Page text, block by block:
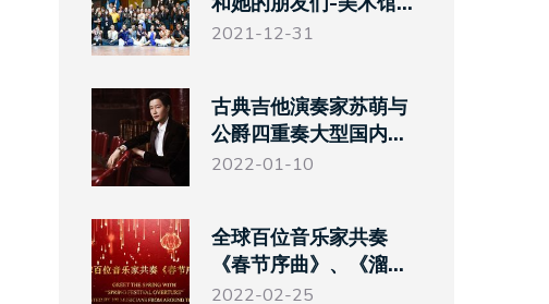
幻夜》
2021-12-31
古典吉他演奏家苏萌与
公爵四重奏大型国内巡
演
2022-01-10
全球百位音乐家共奏
《春节序曲》、《溜冰
圆舞曲》
2022-02-25